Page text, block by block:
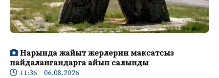
Нарында жайыт жерлерин максатсыз
пайдалангандарга айып салынды
11:36 06.08.2026